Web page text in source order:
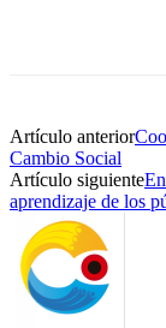
Artículo anterior
Cambio Social
Artículo siguiente
aprendizaje de los